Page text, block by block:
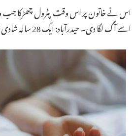
اس نے خاتون پر اس وقت پٹرول چھڑکا جب وہ
اسے آگ لگا دی۔ حیدرآباد: ایک 28 سالہ شادی شدہ خاتون کو ایک شخص